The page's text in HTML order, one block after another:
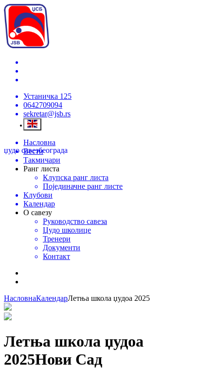
Устаничка 125
0642709094
sekretar@jsb.rs
џудо савезбеограда
Насловна
Вести
Такмичари
Ранг листа
Клупска ранг листа
Појединачне ранг листе
Клубови
Календар
О савезу
Руководство савеза
Џудо школице
Тренери
Документи
Контакт
НасловнаКалендарЛетња школа џудоа 2025
Летња школа џудоа
2025Нови Сад